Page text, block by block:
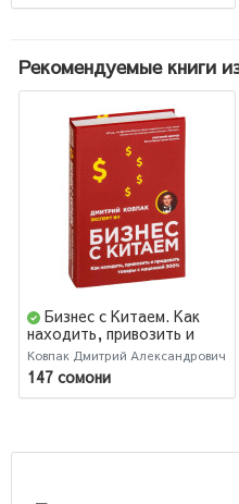
Рекомендуемые книги
Бизнес с Китаем. Как
находить, привозить и
продавать товары с
наценкой 300%
Ковпак Дмитрий Александрович
147 сомони